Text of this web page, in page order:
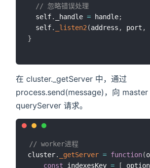
// 忽略错误处理
  self
. _handle = handle;
  self
. _listen2 (address , port ,
}
在 cluster._getServer 中，通过
process.send(message)，向 master
queryServer 请求。
// worker进程
cluster. _getServer = function(
const indexesKey = [